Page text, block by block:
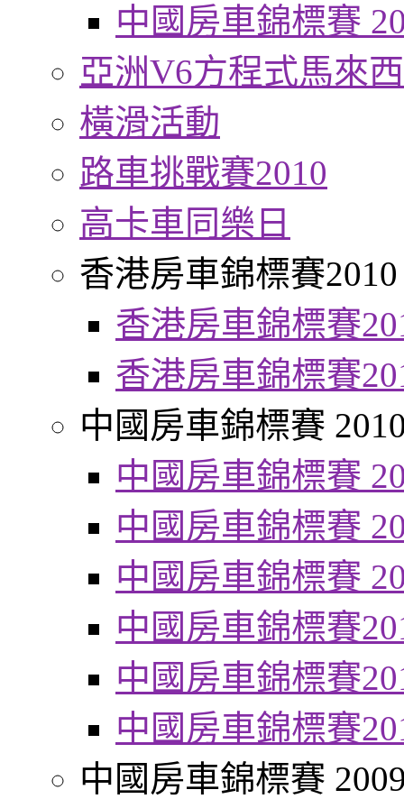
中國房車錦標賽
亞洲V6方程式馬來
橫滑活動
路車挑戰賽2010
高卡車同樂日
香港房車錦標賽2010
香港房車錦標賽
香港房車錦標賽
中國房車錦標賽
中國房車錦標賽
中國房車錦標賽
中國房車錦標賽
中國房車錦標賽
中國房車錦標賽
中國房車錦標賽
中國房車錦標賽